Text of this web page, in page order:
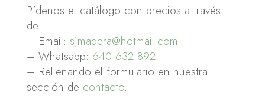
Pídenos el catálogo con precios a través
de:
– Email: sjmadera@hotmail.com
– Whatsapp: 640 632 892
– Rellenando el formulario en nuestra
sección de contacto.